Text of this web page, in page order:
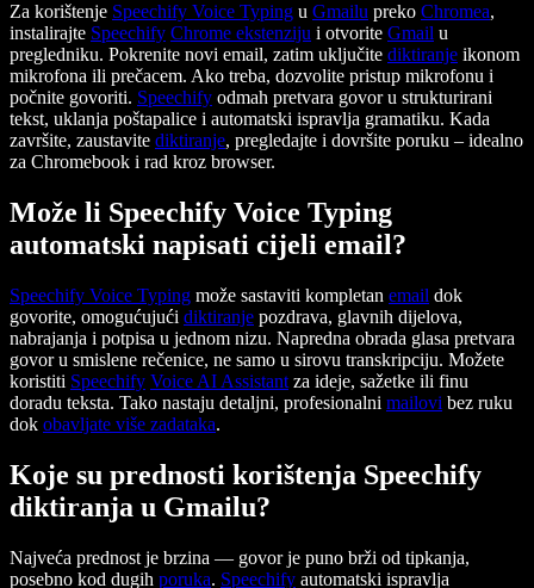
Za korištenje Speechify Voice Typing u Gmailu preko Chromea,
instalirajte Speechify Chrome ekstenziju i otvorite Gmail u
pregledniku. Pokrenite novi email, zatim uključite diktiranje ikonom
mikrofona ili prečacem. Ako treba, dozvolite pristup mikrofonu i
počnite govoriti. Speechify odmah pretvara govor u strukturirani
tekst, uklanja poštapalice i automatski ispravlja gramatiku. Kada
završite, zaustavite diktiranje, pregledajte i dovršite poruku – idealno
za Chromebook i rad kroz browser.
Može li Speechify Voice Typing
automatski napisati cijeli email?
Speechify Voice Typing može sastaviti kompletan email dok
govorite, omogućujući diktiranje pozdrava, glavnih dijelova,
nabrajanja i potpisa u jednom nizu. Napredna obrada glasa pretvara
govor u smislene rečenice, ne samo u sirovu transkripciju. Možete
koristiti Speechify Voice AI Assistant za ideje, sažetke ili finu
doradu teksta. Tako nastaju detaljni, profesionalni mailovi bez ruku
dok obavljate više zadataka.
Koje su prednosti korištenja Speechify
diktiranja u Gmailu?
Najveća prednost je brzina — govor je puno brži od tipkanja,
posebno kod dugih poruka. Speechify automatski ispravlja